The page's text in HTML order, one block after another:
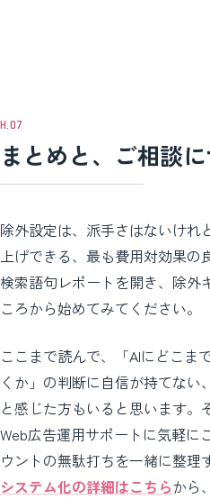
まとめと、ご相談
除外設定は、派手さはないけれ
上げできる、最も費用対効果の
検索語句レポートを開き、除外
ころから始めてみてください。
ここまで読んで、「AIにどこま
くか」の判断に自信が持てない
と感じた方もいると思います。
Web広告運用サポートに気軽に
ウントの無駄打ちを一緒に整理
システム化の詳細はこちらから